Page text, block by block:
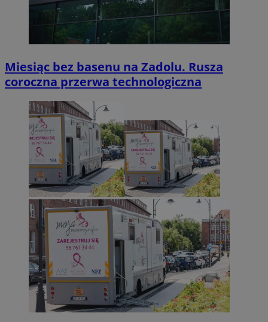
Miesiąc bez basenu na Zadolu. Rusza
coroczna przerwa technologiczna